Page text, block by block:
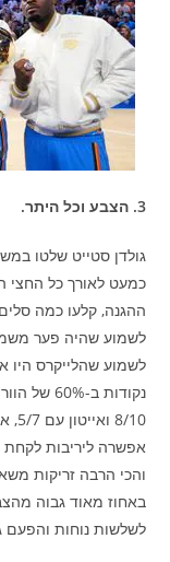
3. הצבע וכל היתר.
גולדן סטייט שלטו
כמעט לאורך כל החצי
ההגנה, קלעו כמה
לשמוע שהיה פער
8/
אפשרה ליריבות
והכי הרבה זריקות
לשלשות נוחות והפעם גם